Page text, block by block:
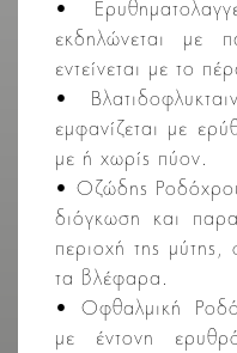
•
εκδηλώνεται με
εντείνεται με το
•
εμφανίζεται με
με ή χωρίς πύον.
• Οζώδης
διόγκωση και
περιοχή της μύτης,
τα βλέφαρα.
• Οφθαλμική
με έντονη